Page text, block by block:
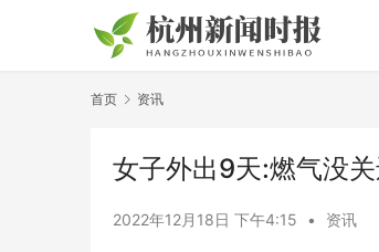
首页 资讯
女子外出9天:燃气没
2022年12月18日 下午4:15 • 资讯